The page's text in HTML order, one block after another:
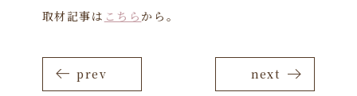
取材記事は こちら から。
prev next